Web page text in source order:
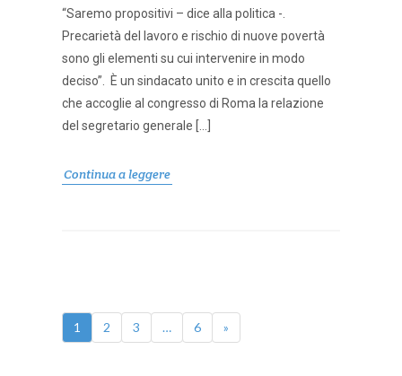
“Saremo propositivi – dice alla politica -.
Precarietà del lavoro e rischio di nuove povertà
sono gli elementi su cui intervenire in modo
deciso”. È un sindacato unito e in crescita quello
che accoglie al congresso di Roma la relazione
del segretario generale […]
Continua a leggere
1 2 3 … 6 »